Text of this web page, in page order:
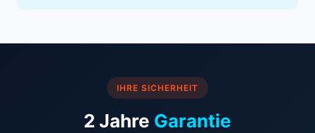
IHRE SICHERHEIT
2 Jahre Garantie